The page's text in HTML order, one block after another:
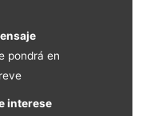
pondrá en
interese